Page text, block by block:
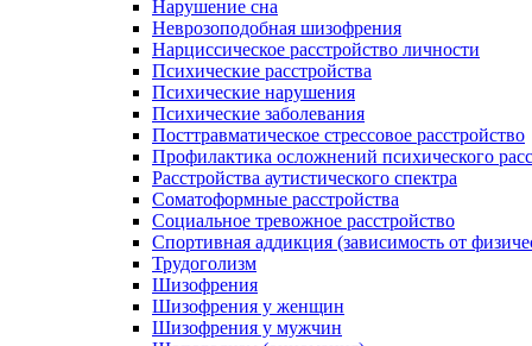
Нарушение сна
Неврозоподобная шизофрения
Нарциссическое расстройство личности
Психические расстройства
Психические нарушения
Психические заболевания
Посттравматическое стрессовое расстройство
Профилактика осложнений психического
Расстройства аутистического спектра
Соматоформные расстройства
Социальное тревожное расстройство
Спортивная аддикция (зависимость от
Трудоголизм
Шизофрения
Шизофрения у женщин
Шизофрения у мужчин